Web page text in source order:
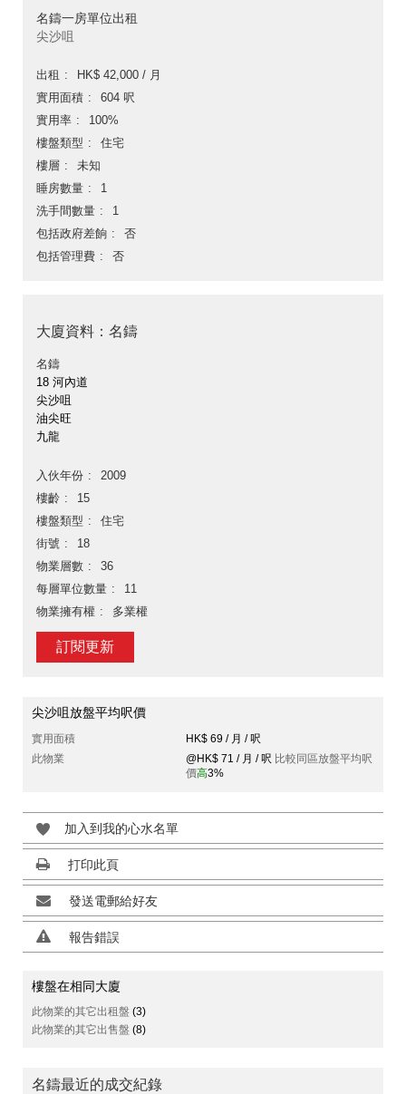
名鑄一房單位出租
尖沙咀
出租
HK$ 42,000 / 月
實用面積
604 呎
實用率
100%
樓盤類型
住宅
樓層
未知
睡房數量
1
洗手間數量
1
包括政府差餉
否
包括管理費
否
大廈資料：名鑄
名鑄
18 河內道
尖沙咀
油尖旺
九龍
入伙年份
2009
樓齡
15
樓盤類型
住宅
街號
18
物業層數
36
每層單位數量
11
物業擁有權
多業權
訂閱更新
尖沙咀放盤平均呎價
實用面積
HK$ 69 / 月 / 呎
此物業
@HK$ 71 / 月 / 呎 比較同區放盤平均呎
價高3%
加入到我的心水名單
打印此頁
發送電郵給好友
報告錯誤
樓盤在相同大廈
此物業的其它出租盤 (3)
此物業的其它出售盤 (8)
名鑄最近的成交紀錄